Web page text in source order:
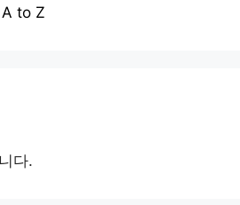
to Z
다.